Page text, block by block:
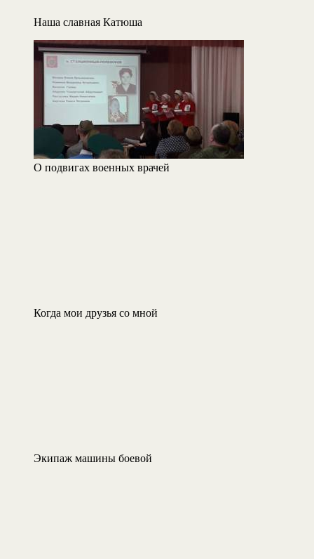
Наша славная Катюша
О подвигах военных врачей
Когда мои друзья со мной
Экипаж машины боевой